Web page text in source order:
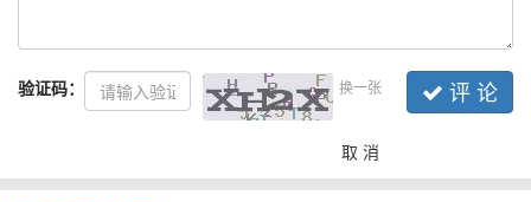
验证码： 换一张 评 论
取 消